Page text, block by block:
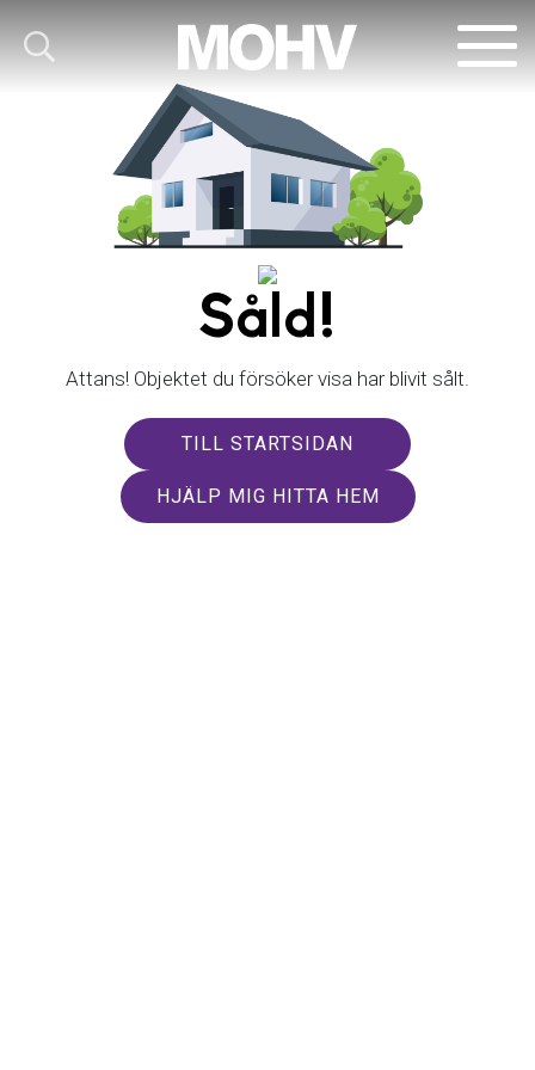
Såld!
Attans! Objektet du försöker visa har blivit sålt.
TILL STARTSIDAN
HJÄLP MIG HITTA HEM